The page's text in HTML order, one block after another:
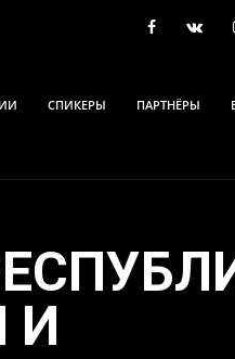
СПИКЕРЫ ПАРТНЁРЫ
И